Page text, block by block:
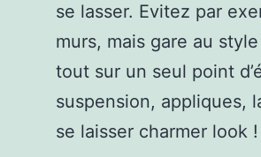
se lasser. Evitez par
murs, mais gare au
tout sur un seul point
suspension, appliques,
se laisser charmer look !